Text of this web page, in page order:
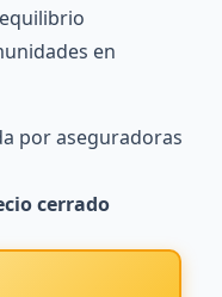
en
por aseguradoras
cerrado